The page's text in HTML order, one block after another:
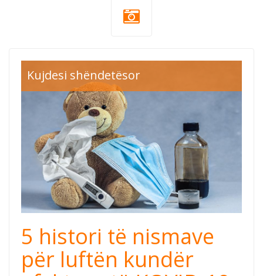
donacije-
pandemija-
covid-19.jpg
Kujdesi shëndetësor
5 histori të nismave
për luftën kundër